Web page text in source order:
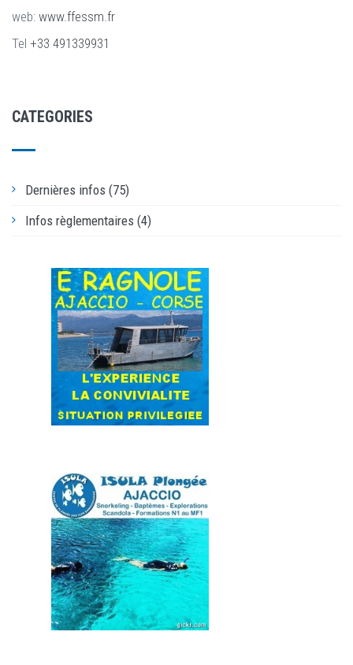
web: www.ffessm.fr
Tel +33 491339931
CATEGORIES
Dernières infos (75)
Infos règlementaires (4)